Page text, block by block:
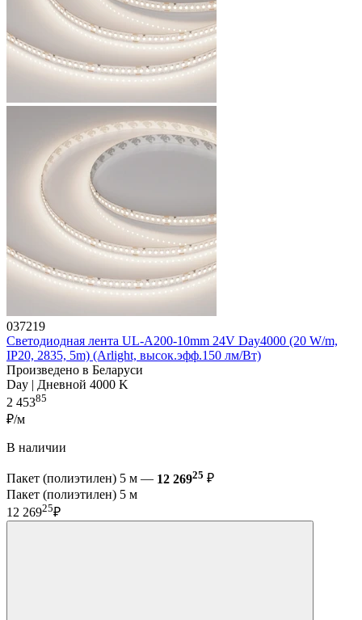
037219
Светодиодная лента UL-A200-10mm 24V Day4000 (20 W/m,
IP20, 2835, 5m) (Arlight, высок.эфф.150 лм/Вт)
Произведено в Беларуси
Day | Дневной 4000 K
2 45385
₽/м
В наличии
Пакет (полиэтилен) 5 м — 12 26925 ₽
Пакет (полиэтилен) 5 м
12 26925₽